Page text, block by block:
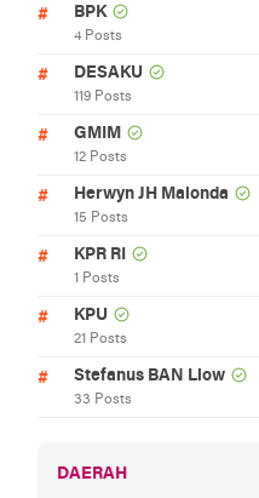
BPK
4 Posts
DESAKU
119 Posts
GMIM
12 Posts
Herwyn JH Malonda
15 Posts
KPR RI
1 Posts
KPU
21 Posts
Stefanus BAN Liow
33 Posts
DAERAH